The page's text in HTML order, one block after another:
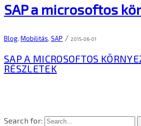
SAP a microsoftos
Blog, Mobilitás, SAP / 2015-06-01
SAP A MICROSOFTOS
RÉSZLETEK
Search for: